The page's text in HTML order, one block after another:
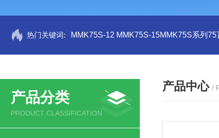
热门关键词: MMK75S-12 MMK75S-15MMK75S系列
产品分类
PRODUCT CLASSIFICATION
产品中心 /